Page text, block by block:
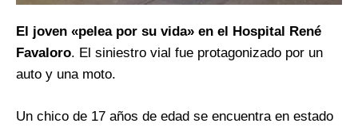
El joven «pelea por su vida» en el Hospital René
Favaloro. El siniestro vial fue protagonizado por un
auto y una moto.
Un chico de 17 años de edad se encuentra en estado